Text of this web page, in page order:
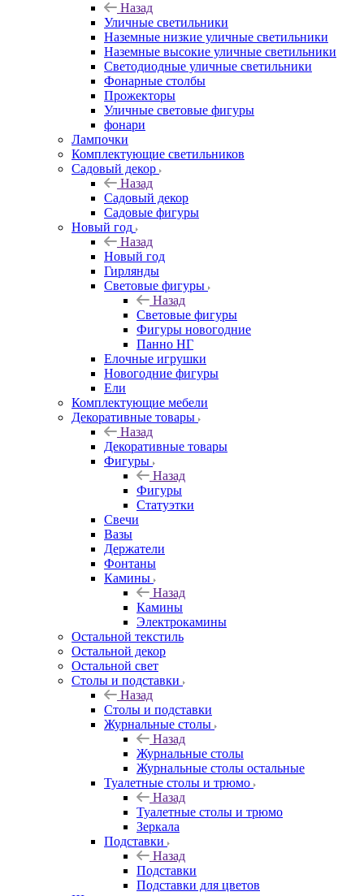
Назад
Уличные светильники
Наземные низкие уличные светильники
Наземные высокие уличные светильники
Светодиодные уличные светильники
Фонарные столбы
Прожекторы
Уличные световые фигуры
фонари
Лампочки
Комплектующие светильников
Садовый декор
Назад
Садовый декор
Садовые фигуры
Новый год
Назад
Новый год
Гирлянды
Световые фигуры
Назад
Световые фигуры
Фигуры новогодние
Панно НГ
Елочные игрушки
Новогодние фигуры
Ели
Комплектующие мебели
Декоративные товары
Назад
Декоративные товары
Фигуры
Назад
Фигуры
Статуэтки
Свечи
Вазы
Держатели
Фонтаны
Камины
Назад
Камины
Электрокамины
Остальной текстиль
Остальной декор
Остальной свет
Столы и подставки
Назад
Столы и подставки
Журнальные столы
Назад
Журнальные столы
Журнальные столы остальные
Туалетные столы и трюмо
Назад
Туалетные столы и трюмо
Зеркала
Подставки
Назад
Подставки
Подставки для цветов